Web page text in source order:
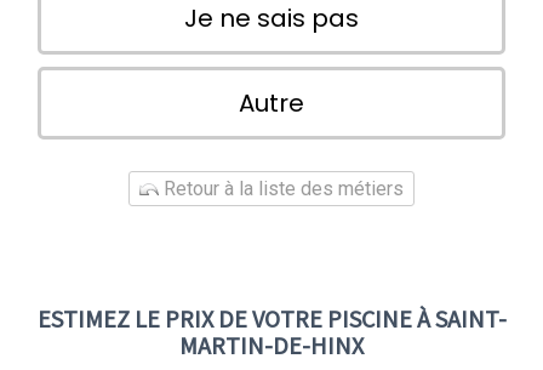
Je ne sais pas
Autre
Retour à la liste des métiers
ESTIMEZ LE PRIX DE VOTRE PISCINE À SAINT-
MARTIN-DE-HINX